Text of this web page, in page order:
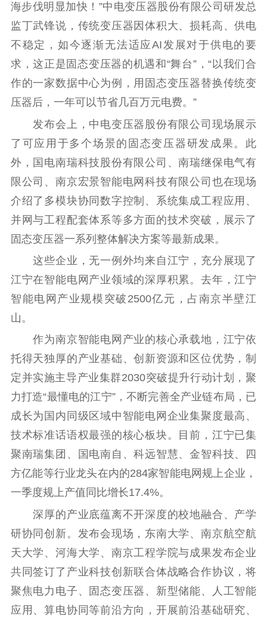
先进典型
社会宣传
思想政治教育 爱国主义教育
全民国防教育
红色资源保护利
用
新闻出版
扫黄打非
电影工作
电影创作 电影市场
机关党建
党建要闻 学习在线
紫金人才 职称评审
数据资源
公共服务
新时代公民素养
提升资源库
新闻出版
政务服务
作品著作权
登记服务
科研创新
服务管理平台
智库服务
管理平台
文艺创作
服务管理
文化产业
统计分析
数字出版
审读服务
电影
服务
理论宣讲
共建共享平台
政工继续教育学
习平台
责任编辑注册
业务申报系统
海步伐明显加快！”中电变压器股份有限公司研发总
监丁武锋说，传统变压器因体积大、损耗高、供电
不稳定，如今逐渐无法适应AI发展对于供电的要
求，这正是固态变压器的机遇和“舞台”，“以我们合
作的一家数据中心为例，用固态变压器替换传统变
压器后，一年可以节省几百万元电费。”
发布会上，中电变压器股份有限公司现场展示
了可应用于多个场景的固态变压器研发成果。此
外，国电南瑞科技股份有限公司、南瑞继保电气有
限公司、南京宏景智能电网科技有限公司也在现场
介绍了多模块协同数字控制、系统集成工程应用、
并网与工程配套体系等多方面的技术突破，展示了
固态变压器一系列整体解决方案等最新成果。
这些企业，无一例外均来自江宁，充分展现了
江宁在智能电网产业领域的深厚积累。去年，江宁
智能电网产业规模突破2500亿元，占南京半壁江
山。
作为南京智能电网产业的核心承载地，江宁依
托得天独厚的产业基础、创新资源和区位优势，制
定并实施主导产业集群2030突破提升行动计划，聚
力打造“最懂电的江宁”，不断完善全产业链布局，已
成长为国内同级区域中智能电网企业集聚度最高、
技术标准话语权最强的核心板块。目前，江宁已集
聚南瑞集团、国电南自、科远智慧、金智科技、四
方亿能等行业龙头在内的284家智能电网规上企业，
一季度规上产值同比增长17.4%。
深厚的产业底蕴离不开深度的校地融合、产学
研协同创新。发布会现场，东南大学、南京航空航
天大学、河海大学、南京工程学院与成果发布企业
共同签订了产业科技创新联合体战略合作协议，将
聚焦电力电子、固态变压器、新型储能、人工智能
应用、算电协同等前沿方向，开展前沿基础研究、